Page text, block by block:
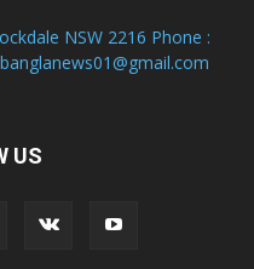
NSW 2216 Phone :
US